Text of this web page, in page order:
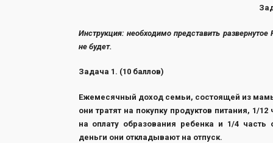
Инструкция: необходимо представить
не будет.
Задача 1. (10 баллов)
Ежемесячный доход семьи, состоящей из
они тратят на покупку продуктов питания, 1/
на оплату образования ребенка и 1/4
деньги они откладывают на отпуск.